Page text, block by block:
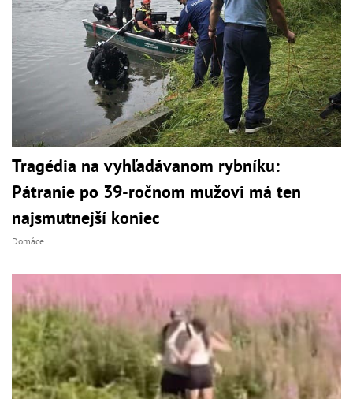
Tragédia na vyhľadávanom rybníku:
Pátranie po 39-ročnom mužovi má ten
najsmutnejší koniec
Domáce